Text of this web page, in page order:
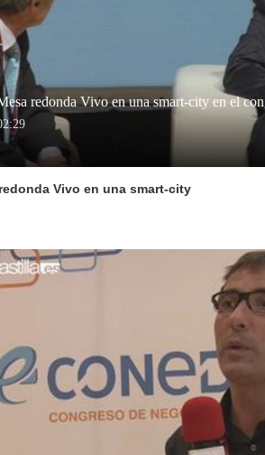
redonda Vivo en una smart-city en el
Vivo en una smart-city